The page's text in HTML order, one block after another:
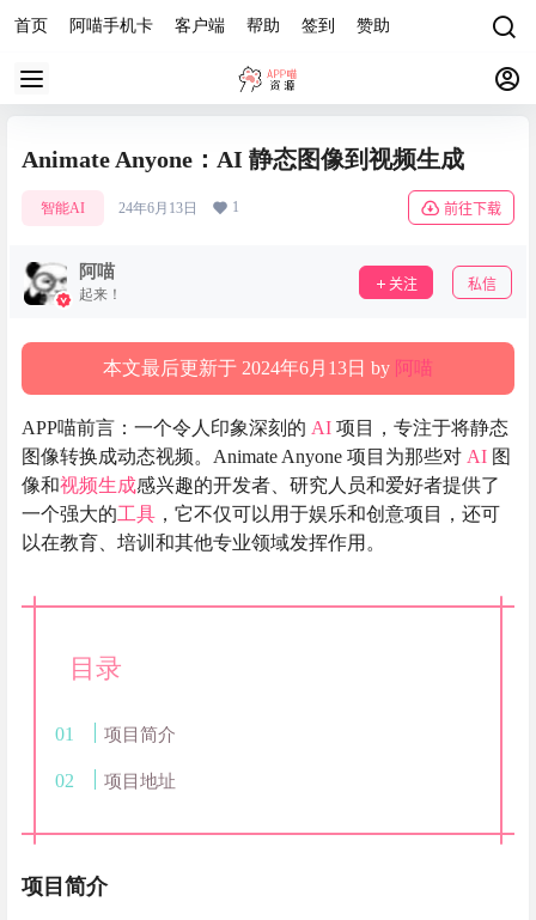
首页 阿喵手机卡 客户端 帮助 签到 赞助
Animate Anyone：AI 静态图像到视频生成
智能AI 24年6月13日 1 前往下载
阿喵
起来！
关注 私信
本文最后更新于 2024年6月13日 by 阿喵
APP喵前言：一个令人印象深刻的 AI 项目，专注于将静态
图像转换成动态视频。Animate Anyone 项目为那些对 AI 图
像和视频生成感兴趣的开发者、研究人员和爱好者提供了
一个强大的工具 ，它不仅可以用于娱乐和创意项目，还可
以在教育、培训和其他专业领域发挥作用。
目录
项目简介
项目地址
项目简介